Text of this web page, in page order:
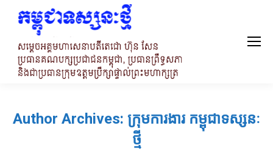
Author Archives: ក្រុមការងារ កម្ពុជាទស្សនៈ
ថ្មី